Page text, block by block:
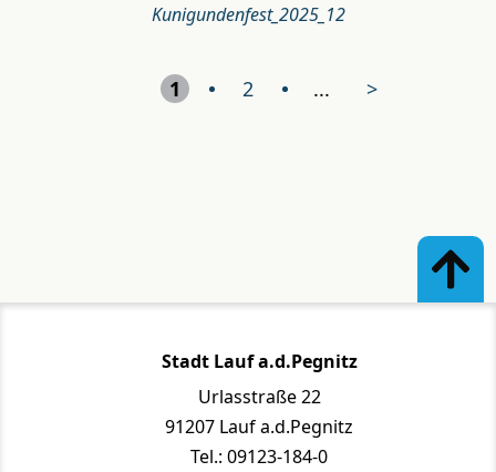
Kunigundenfest_2025_12
1 2 ... >
Stadt Lauf a.d.Pegnitz
Urlasstraße 22
91207 Lauf a.d.Pegnitz
Tel.: 09123-184-0